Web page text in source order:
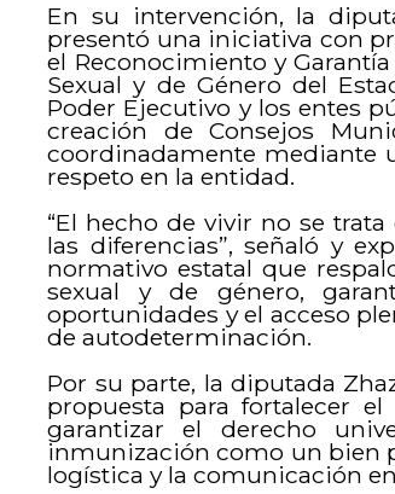
En su intervención, la
presentó una iniciativa con
el Reconocimiento y
Sexual y de Género del
Poder Ejecutivo y los entes
creación de Consejos
coordinadamente mediante
respeto en la entidad.
“El hecho de vivir no se
las diferencias”, señaló y
normativo estatal que
sexual y de género,
oportunidades y el acceso
de autodeterminación.
Por su parte, la diputada
propuesta para fortalecer
garantizar el derecho
inmunización como un bien
logística y la comunicación